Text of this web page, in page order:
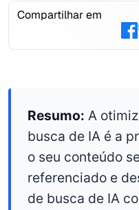
Compartilhar em
Resumo: A
busca de IA é a
o seu conteúdo
referenciado e
de busca de IA